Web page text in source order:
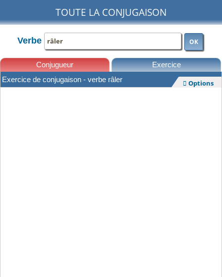
TOUTE LA CONJUGAISON
Verbe OK
Conjugueur Exercice
Exercice de conjugaison - verbe râler  Options